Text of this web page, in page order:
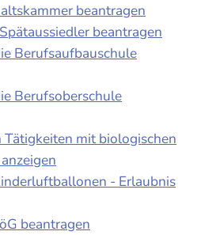
beantragen
beantragen
Berufsaufbauschule
Berufsoberschule
mit biologischen
- Erlaubnis
beantragen